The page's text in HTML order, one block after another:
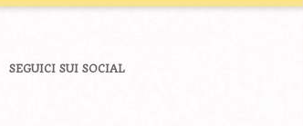
SEGUICI SUI SOCIAL